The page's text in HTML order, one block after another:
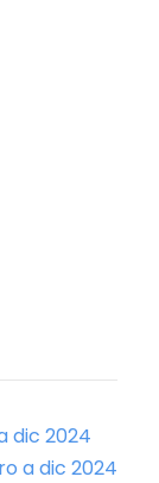
dic 2024
a dic 2024